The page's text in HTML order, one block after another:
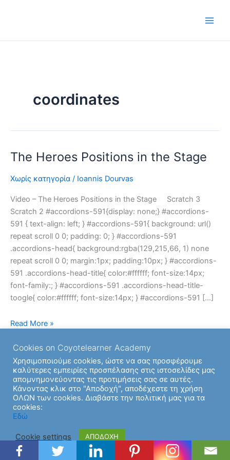
coordinates
The Heroes Positions in the Stage
Χωρίς κατηγορία / Ioannis Dourvas
Video – The Heroes Positions in the Stage Scratch 3
Scratch 2 #accordions-591{display: none;} #accordions-
591 { text-align: left; } #accordions-591{ background: url()
repeat scroll 0 0; padding: 0; } #accordions-591
.accordions-head{ background:rgba(129,215,66, 1) none
repeat scroll 0 0; margin:1px; padding:10px; } #accordions-
591 .accordions-head-title{ color:#ffffff; font-size:14px;
font-family:; } #accordions-591 .accordions-head-title-
toogle{ color:#ffffff; font-size:14px; } #accordions-591 […]
The
Positions
the
Stage
Read More »
Copyright © 2026 | Υποστήριξη από
WordPress
Cookies on Coyotelearner Academy
Χρησιμοποιούμε cookies, ώστε να σας προσφέρουμε
καλύτερες εμπειρίες προσπέλασης στις ιστοσελίδες μας
απομνημονεύοντας τις προτιμήσεις σας σε αυτές.
Κάνοντας κλικ στο "Αποδοχή", αποδέχεστε τη χρήση
ΟΛΩΝ των cookies. Διαβάστε την πολιτική μας για τα
cookies:
Εδώ
Cookie settings ΑΠΟΔΟΧΗ